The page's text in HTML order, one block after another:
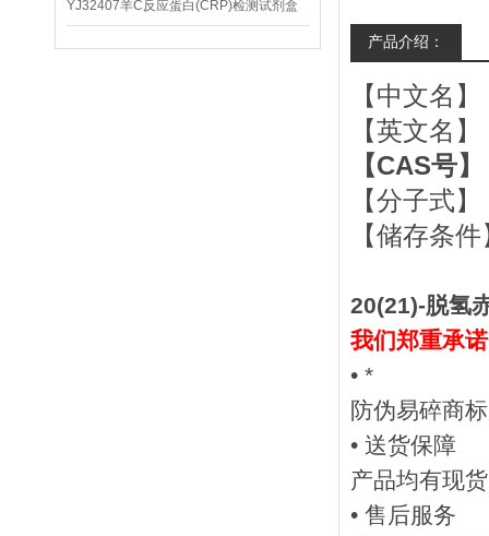
YJ32407羊C反应蛋白(CRP)检测试剂盒
产品介绍：
【中文名
【英文名
【CAS号
【分子式
【储存条
20(21)-脱氢
我们郑重承
• *
防伪易碎商
• 送货保障
产品均有现
• 售后服务